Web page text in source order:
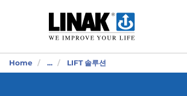
Home ... LIFT 솔루션